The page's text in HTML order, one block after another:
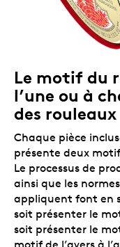
Le motif du
l’une ou à
des rouleaux
Chaque pièce
présente deux
Le processus de
ainsi que les
appliquent font en
soit présenter le
soit présenter le